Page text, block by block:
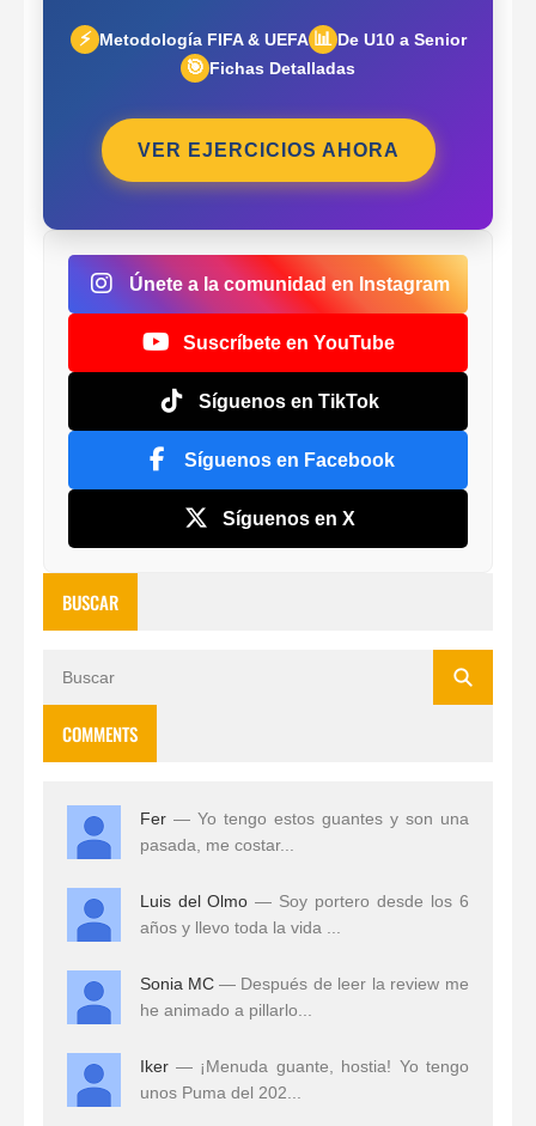
⚡ Metodología FIFA & UEFA 📊 De U10 a Senior
🎯 Fichas Detalladas
VER EJERCICIOS AHORA
Únete a la comunidad en Instagram
Suscríbete en YouTube
Síguenos en TikTok
Síguenos en Facebook
Síguenos en X
BUSCAR
COMMENTS
Fer — Yo tengo estos guantes y son una
pasada, me costar...
Luis del Olmo — Soy portero desde los 6
años y llevo toda la vida ...
Sonia MC — Después de leer la review me
he animado a pillarlo...
Iker — ¡Menuda guante, hostia! Yo tengo
unos Puma del 202...